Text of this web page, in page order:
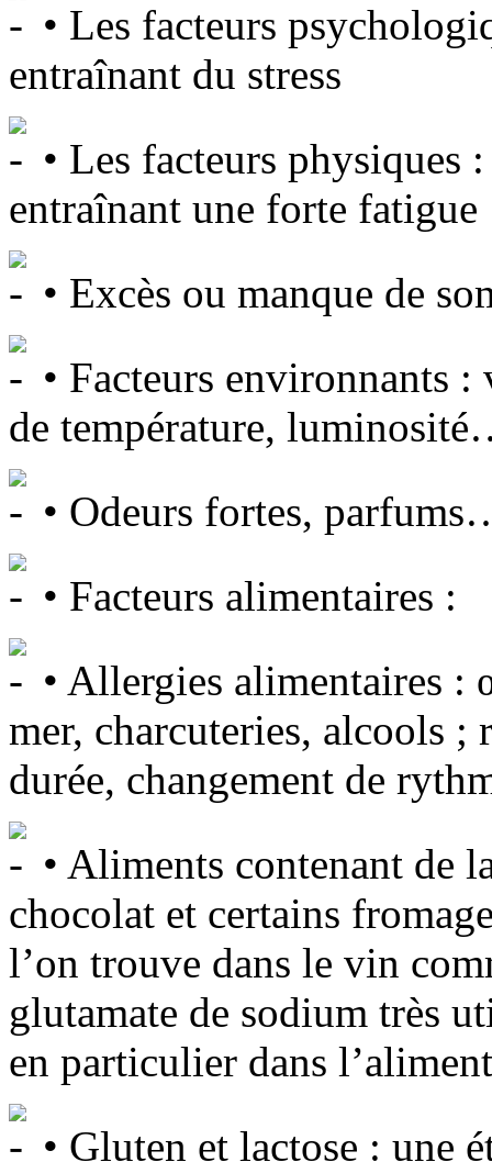
• Les facteurs
entraînant du stress
• Les facteurs physiques
entraînant une forte fatigue
• Excès ou manque de
• Facteurs environnants
de température,
• Odeurs fortes,
• Facteurs alimentaires :
• Allergies alimentaires
mer, charcuteries, alcools ;
durée, changement de
• Aliments contenant de
chocolat et certains
l’on trouve dans le vin
glutamate de sodium très
en particulier dans
• Gluten et lactose : une